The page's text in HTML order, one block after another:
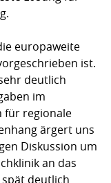
europaweite
ist.
deutlich
im
für regionale
ärgert uns
Diskussion um
an das
deutlich